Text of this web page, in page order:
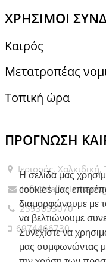
Η σελίδα μας
cookies μας
διαμορφώνουμε με
να βελτιώνουμε
Συνεχίστε να
μας συμφωνώντας
ΧΡΉΣΙΜΟΙ
Καιρός
Μετατροπέας
Τοπική ώρα
ΠΡΌΓΝΩΣΗ
Ιερισσός,
2593053070
6974466730